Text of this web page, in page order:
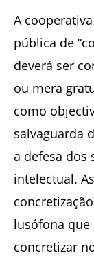
A
pública de
deverá ser
ou mera
como
salvaguarda
a defesa dos
intelectual.
lusófona
concretizar